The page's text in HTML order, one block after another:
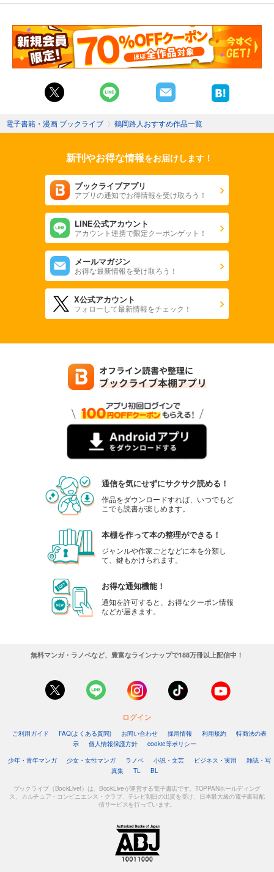
電子書籍・漫画 ブックライブ 〉 鶴岡路人おすすめ作品一覧
新刊やお得な情報をお届けします！
ブックライブアプリ
アプリの通知でお得情報を受け取ろう！
LINE公式アカウント
アカウント連携で限定クーポンゲット！
メールマガジン
お得な最新情報を受け取ろう！
X公式アカウント
フォローして最新情報をチェック！
通信を気にせずにサクサク読める！
作品をダウンロードすれば、いつでもど
こでも読書が楽しめます。
本棚を作って本の整理ができる！
ジャンルや作家ごとなどに本を分類し
て、鍵もかけられます。
お得な通知機能！
通知を許可すると、お得なクーポン情報
などが届きます。
無料マンガ・ラノベなど、豊富なラインナップで188万冊以上配信中！
ログイン
ご利用ガイド FAQ(よくある質問) お問い合わせ 採用情報 利用規約
特商法の表
示
個人情報保護方針
cookie等ポリシー
少年・青年マンガ
少女・女性マンガ ラノベ 小説・文芸 ビジネス・実用
雑誌・写
真集
TL BL
ブックライブ（BookLive!）は、BookLiveが運営する電子書店です。TOPPANホールディング
ス、カルチュア・コンビニエンス・クラブ、テレビ朝日の出資を受け、日本最大級の電子書籍配
信サービスを行っています。